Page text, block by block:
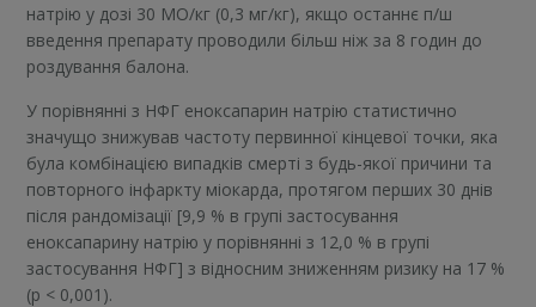
натрію у дозі 30 МО/кг (0,3 мг/кг), якщо останнє п/ш
введення препарату проводили більш ніж за 8 годин до
роздування балона.
У порівнянні з НФГ еноксапарин натрію статистично
значущо знижував частоту первинної кінцевої точки, яка
була комбінацією випадків смерті з будь-якої причини та
повторного інфаркту міокарда, протягом перших 30 днів
після рандомізації [9,9 % в групі застосування
еноксапарину натрію у порівнянні з 12,0 % в групі
застосування НФГ] з відносним зниженням ризику на 17 %
(p < 0,001).